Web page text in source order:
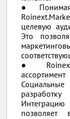
●
целевую
Это
●
позволяет